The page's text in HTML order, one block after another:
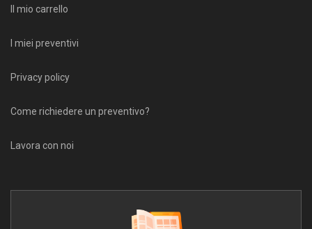
Il mio carrello
I miei preventivi
Privacy policy
Come richiedere un preventivo?
Lavora con noi